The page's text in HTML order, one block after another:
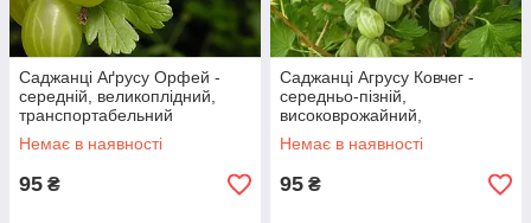
Саджанці Аґрусу Орфей -
середній, великоплідний,
транспортабельний
Немає в наявності
95 ₴
Саджанці Агрусу Ковчег -
середньо-пізній,
високоврожайний,
зимостійкий
Немає в наявності
95 ₴